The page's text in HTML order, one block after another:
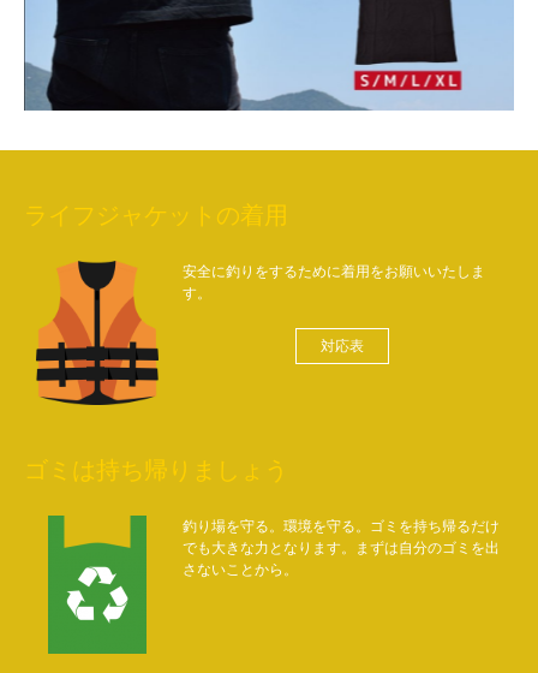
ライフジャケットの着用
安全に釣りをするために着用をお願いいたしま
す。
対応表
ゴミは持ち帰りましょう
釣り場を守る。環境を守る。ゴミを持ち帰るだけ
でも大きな力となります。まずは自分のゴミを出
さないことから。